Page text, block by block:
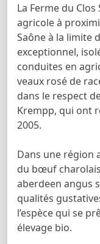
La Ferme du
agricole à
Saône à la limite
exceptionnel,
conduites en
veaux rosé de
dans le respect
Krempp, qui ont
2005.
Dans une région
du bœuf
aberdeen angus
qualités
l’espèce qui se
élevage bio.